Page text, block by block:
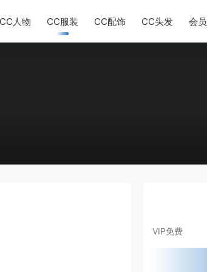
CC人物 CC服装 CC配饰 CC头发 会员
VIP免费